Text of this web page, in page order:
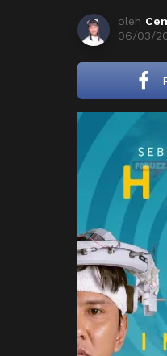
oleh
06/03/